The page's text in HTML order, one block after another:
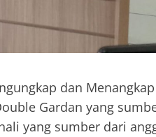
dan
Gardan yang
yang sumber dari